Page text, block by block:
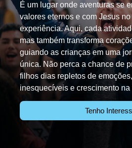
É um lugar onde aventuras se
valores eternos e com Jesus
experiência. Aqui, cada
mas também transforma
guiando as crianças em uma
única. Não perca a chance de
filhos dias repletos de
inesquecíveis e crescimento na
Tenho